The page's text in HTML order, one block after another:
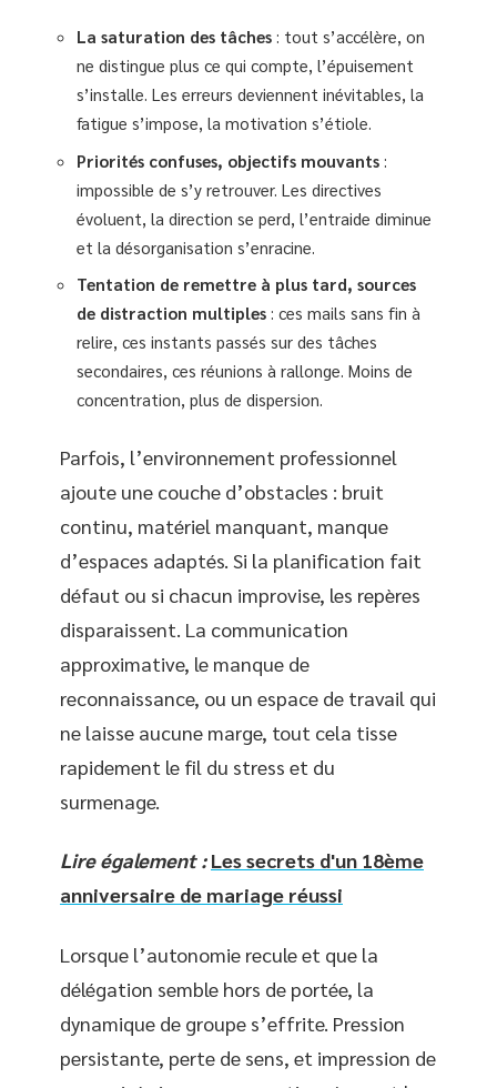
La saturation des tâches : tout s’accélère, on
ne distingue plus ce qui compte, l’épuisement
s’installe. Les erreurs deviennent inévitables, la
fatigue s’impose, la motivation s’étiole.
Priorités confuses, objectifs mouvants :
impossible de s’y retrouver. Les directives
évoluent, la direction se perd, l’entraide diminue
et la désorganisation s’enracine.
Tentation de remettre à plus tard, sources
de distraction multiples : ces mails sans fin à
relire, ces instants passés sur des tâches
secondaires, ces réunions à rallonge. Moins de
concentration, plus de dispersion.
Parfois, l’environnement professionnel
ajoute une couche d’obstacles : bruit
continu, matériel manquant, manque
d’espaces adaptés. Si la planification fait
défaut ou si chacun improvise, les repères
disparaissent. La communication
approximative, le manque de
reconnaissance, ou un espace de travail qui
ne laisse aucune marge, tout cela tisse
rapidement le fil du stress et du
surmenage.
Lire également : Les secrets d'un 18ème
anniversaire de mariage réussi
Lorsque l’autonomie recule et que la
délégation semble hors de portée, la
dynamique de groupe s’effrite. Pression
persistante, perte de sens, et impression de